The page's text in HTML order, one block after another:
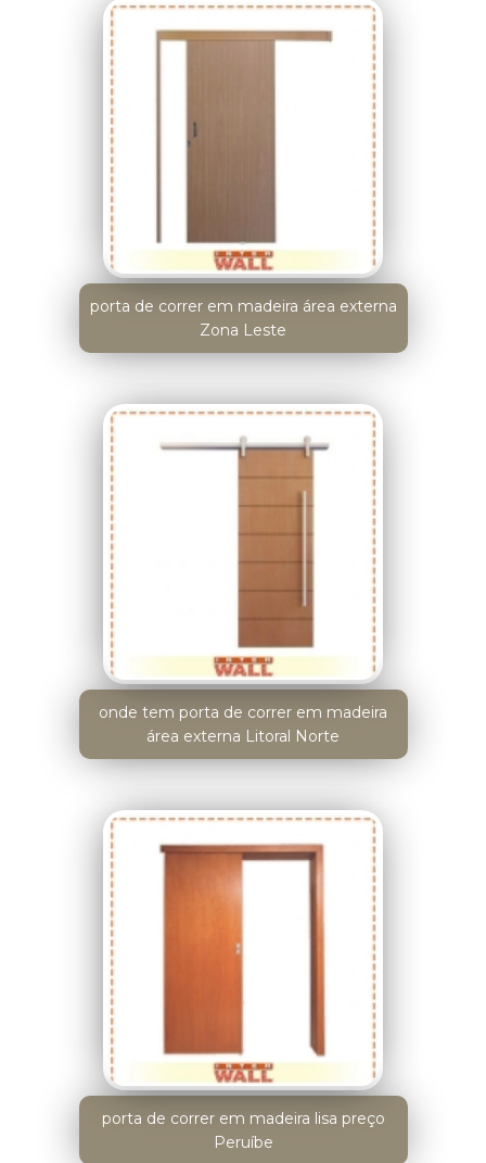
porta de correr em madeira área externa
Zona Leste
onde tem porta de correr em madeira
área externa Litoral Norte
porta de correr em madeira lisa preço
Peruíbe